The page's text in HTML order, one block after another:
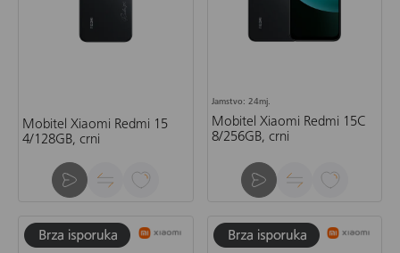
Mobitel Xiaomi Redmi 15
4/128GB, crni
Jamstvo: 24mj.
Mobitel Xiaomi Redmi 15C
8/256GB, crni